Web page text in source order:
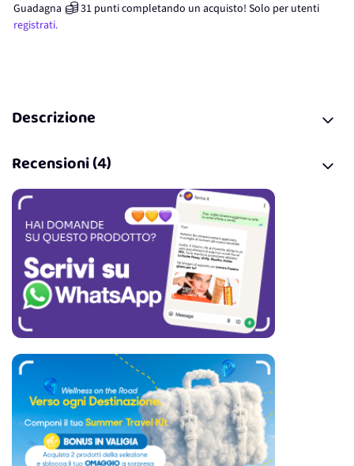
Guadagna 31 punticompletando un acquisto! Solo per utenti
registrati.
Descrizione
Recensioni (4)